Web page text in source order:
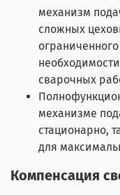
механизм
сложных
сварочных
механизме
стационарно,
для
Компенсация